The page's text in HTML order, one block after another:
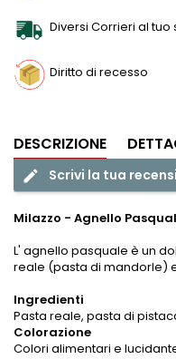
Diversi Corrieri al tuo
Diritto di recesso
DESCRIZIONE
edit Scrivi la tua
Milazzo - Agnello
L' agnello pasquale è un
reale (pasta di mandorle)
Ingredienti
Pasta reale, pasta di
Colorazione
Colori alimentari e